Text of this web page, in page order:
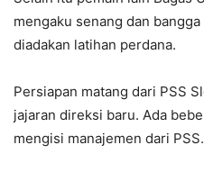
mengaku senang dan
diadakan latihan perdana.
Persiapan matang dari PSS
jajaran direksi baru. Ada
mengisi manajemen dari PSS.